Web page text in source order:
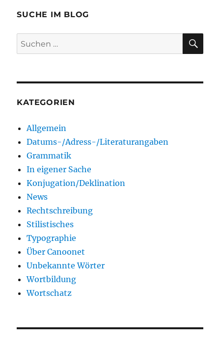
SUCHE IM BLOG
Suchen
nach:
KATEGORIEN
Allgemein
Datums-/Adress-/Literaturangaben
Grammatik
In eigener Sache
Konjugation/Deklination
News
Rechtschreibung
Stilistisches
Typographie
Über Canoonet
Unbekannte Wörter
Wortbildung
Wortschatz